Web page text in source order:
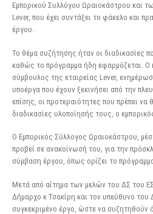
Εμπορικού Συλλόγου Ωραιοκάστρου και
Lever, που έχει συντάξει το φάκελο και
έργου.
Το θέμα συζήτησης ήταν οι διαδικασίες
καθώς το πρόγραμμα ήδη εφαρμόζεται. Ο
σύμβουλος της εταιρείας Lever,
υποέργα που έχουν ξεκινήσει από την
επίσης, οι προτεραιότητες που πρέπει να
διαδικασίες υλοποίησής τους, ο
Ο Εμπορικός Σύλλογος Ωραιοκάστρου,
προβεί σε ανακοίνωσή του, για την
σύμβαση έργου, όπως ορίζει το
Μετά από αίτημα των μελών του ΔΣ του
Δήμαρχο κ Τσακίρη και τον υπεύθυνο του
συγκεκριμένο έργο, ώστε να συζητηθούν